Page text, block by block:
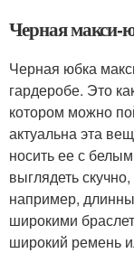
Черная макси-
Черная юбка
гардеробе. Это
котором можно
актуальна эта
носить ее с
выглядеть
например,
широкими
широкий ремень